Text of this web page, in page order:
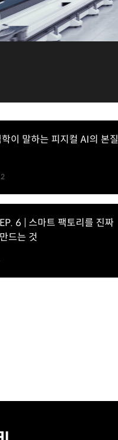
이 말하는 피지컬 AI의 본질
6 | 스마트 팩토리를 진짜
드는 것